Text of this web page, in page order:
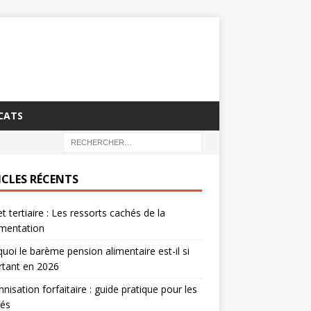
RÉCENTS
tertiaire : Les ressorts cachés de la
le barème pension alimentaire est-il si
en 2026
forfaitaire : guide pratique pour les